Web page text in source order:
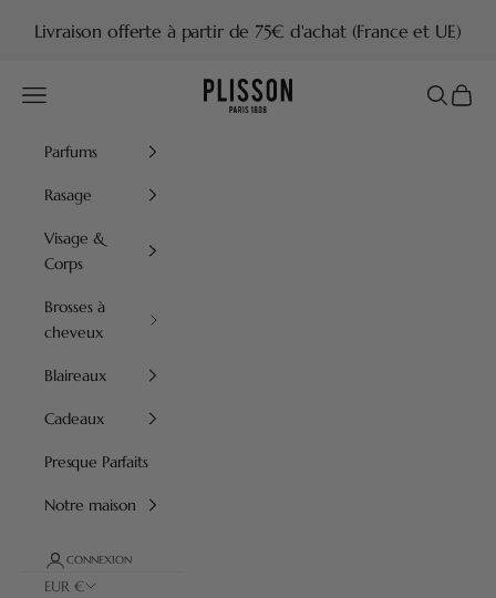
Livraison offerte à partir de 75€ d'achat (France et UE)
Plisson 1808
Menu Recherche
Panier
Parfums
Rasage
Visage &
Corps
Brosses à
cheveux
Blaireaux
Cadeaux
Presque Parfaits
Notre maison
CONNEXION
EUR €